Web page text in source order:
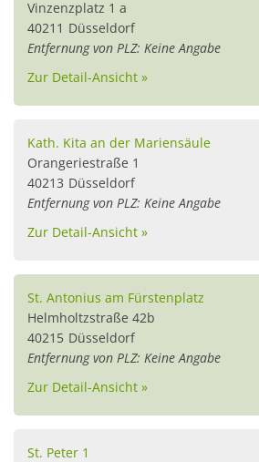
Vinzenzplatz 1 a
40211 Düsseldorf
Entfernung von PLZ: Keine Angabe
Zur Detail-Ansicht »
Kath. Kita an der Mariensäule
Orangeriestraße 1
40213 Düsseldorf
Entfernung von PLZ: Keine Angabe
Zur Detail-Ansicht »
St. Antonius am Fürstenplatz
Helmholtzstraße 42b
40215 Düsseldorf
Entfernung von PLZ: Keine Angabe
Zur Detail-Ansicht »
St. Peter 1